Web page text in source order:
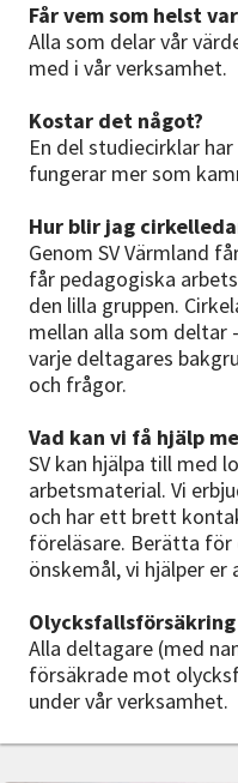
Får vem som helst
Alla som delar vår
med i vår verksamhet.
Kostar det något?
En del studiecirklar
fungerar mer som
Hur blir jag
Genom SV Värmland
får pedagogiska
den lilla gruppen.
mellan alla som
varje deltagares
och frågor.
Vad kan vi få hjälp
SV kan hjälpa till med
arbetsmaterial. Vi
och har ett brett
föreläsare. Berätta för
önskemål, vi hjälper
Alla deltagare (med
försäkrade mot
under vår verksamhet.